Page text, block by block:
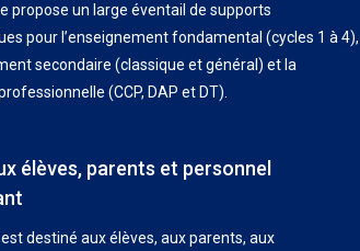
propose un large éventail de supports
pour l’enseignement fondamental (cycles 1 à 4),
secondaire (classique et général) et la
(CCP, DAP et DT).
élèves, parents et personnel
destiné aux élèves, aux parents, aux